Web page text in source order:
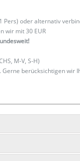
Pers) oder alternativ
wir mit 30 EUR
M-V, S-H)
Gerne berücksichtigen wir